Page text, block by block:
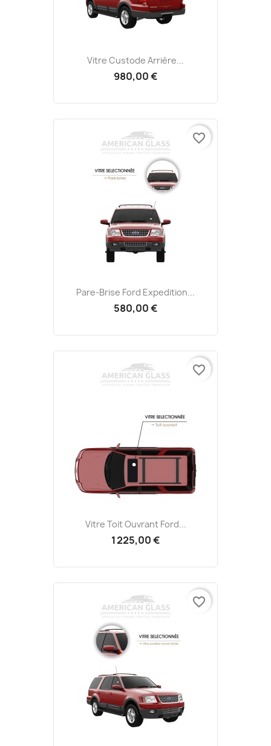
Vitre Custode Arrière...
980,00 €
Pare-Brise Ford Expedition...
580,00 €
favorite_border
Vitre Toit Ouvrant Ford...
1 225,00 €
favorite_border
favorite_border